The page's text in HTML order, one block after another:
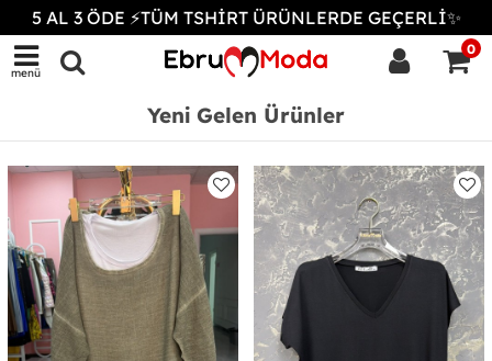
5 AL 3 ÖDE ⚡TÜM TSHİRT ÜRÜNLERDE GEÇERLİ✨
menü
0
Yeni Gelen Ürünler